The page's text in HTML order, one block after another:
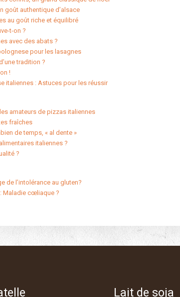
goût authentique d’alsace
au goût riche et équilibré
t-on ?
avec des abats ?
pour les lasagnes
tradition ?
!
italiennes : Astuces pour les réussir
amateurs de pizzas italiennes
fraîches
de temps, « al dente »
italiennes ?
?
de l’intolérance au gluten?
: Maladie cœliaque ?
Lait de soja